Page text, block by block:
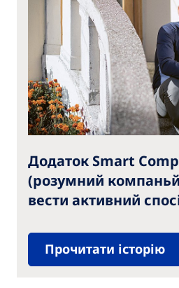
Додаток Smart
(розумний
вести активний
Прочитати історію